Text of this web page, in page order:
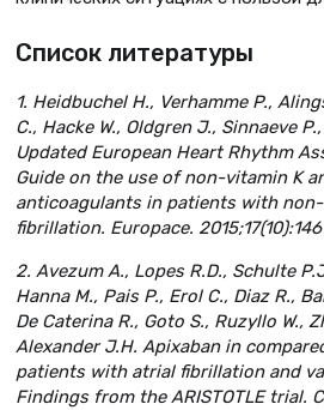
Список литературы
1. Heidbuchel H., Verhamme P.,
C., Hacke W., Oldgren J., Sinnaeve
Updated European Heart Rhythm
Guide on the use of non-vitamin K
anticoagulants in patients with
fibrillation. Europace.
2. Avezum A., Lopes R.D., Schulte
Hanna M., Pais P., Erol C., Diaz R.,
De Caterina R., Goto S., Ruzyllo W.,
Alexander J.H. Apixaban in
patients with atrial fibrillation and
Findings from the ARISTOTLE trial.